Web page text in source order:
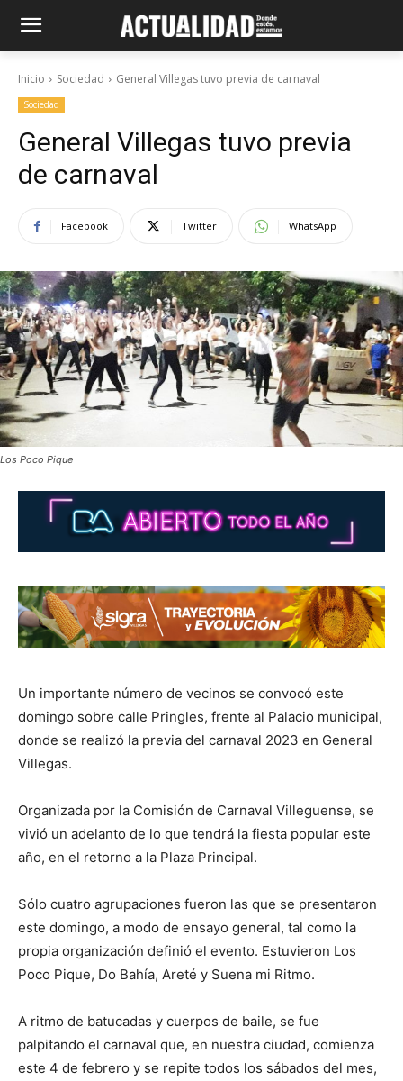
Inicio Sociedad General Villegas tuvo previa de carnaval
Sociedad
General Villegas tuvo previa
de carnaval
Facebook Twitter WhatsApp
Los Poco Pique
Un importante número de vecinos se convocó este
domingo sobre calle Pringles, frente al Palacio municipal,
donde se realizó la previa del carnaval 2023 en General
Villegas.
Organizada por la Comisión de Carnaval Villeguense, se
vivió un adelanto de lo que tendrá la fiesta popular este
año, en el retorno a la Plaza Principal.
Sólo cuatro agrupaciones fueron las que se presentaron
este domingo, a modo de ensayo general, tal como la
propia organización definió el evento. Estuvieron Los
Poco Pique, Do Bahía, Areté y Suena mi Ritmo.
A ritmo de batucadas y cuerpos de baile, se fue
palpitando el carnaval que, en nuestra ciudad, comienza
este 4 de febrero y se repite todos los sábados del mes,